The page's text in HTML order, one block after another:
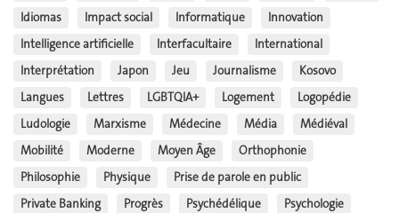
Idiomas
Impact social Informatique
Innovation
Intelligence artificielle
Interfacultaire
International
Interprétation
Japon Jeu Journalisme
Kosovo
Langues
Lettres LGBTQIA+ Logement
Logopédie
Ludologie
Marxisme Médecine Média
Médiéval
Mobilité
Moderne Moyen Âge
Orthophonie
Philosophie
Physique
Prise de parole en public
Private Banking
Progrès Psychédélique
Psychologie